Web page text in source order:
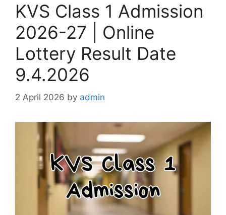
KVS Class 1 Admission
2026-27 | Online
Lottery Result Date
9.4.2026
2 April 2026 by admin